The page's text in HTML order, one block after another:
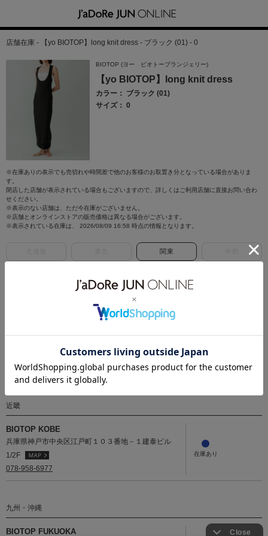
店舗在庫 - 【yo BIOTOP】long knit dress - ブラック (01) - 0
BIOTOP (ヨー ビオトープランジェリー)
【yo BIOTOP】long knit dress
カラー： ブラック (01)
サイズ： 0
※在庫ありの表示でも売切れや時間差で他のお客様のお取置き分となっている場合がありま
す。
閉店した店舗が表示されている場合もございますので、詳しくはご利用店舗に直接お問い合わ
せください。
※表示のない店舗は、ただ今在庫がございません。
※店舗とオンラインストアの販売価格は異なる場合がございます。
※表示されている在庫は、 2026/08/09 16:58 時点の情報となります。
関東
東京都港区白金台4-6-44
03-3444-2421
近畿
BIOTOP KOBE
兵庫県神戸市中央区江戸町１０３番地－１建泰ビル
1/2F
078-958-6977
九州・沖縄
BIOTOP FUKUOKA